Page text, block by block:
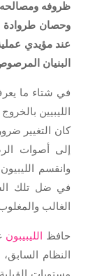
ظروفه ومصالحه
وحصان طروادة
عند مؤيدي
البنيان
في شتاء ما
الليبيين
كان التغيير
إلى أصوات
وانقسم
في ضل تلك
الغالب
حافظ الليبيبون
النظام